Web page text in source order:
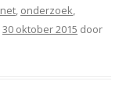
net, onderzoek,
30 oktober 2015 door